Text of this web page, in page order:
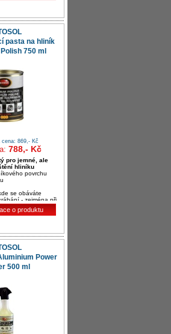
pasta na hliník
750 ml
cena: 869,- Kč
788,- Kč
pro jemné, ale
hliníku
povrchu
se obáváte
- zejména při
vysoké teplotě
o produktu
Power
500 ml